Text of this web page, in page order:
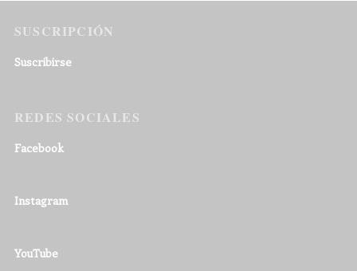
SUSCRIPCIÓN
Suscribirse
REDES SOCIALES
Facebook
Instagram
YouTube